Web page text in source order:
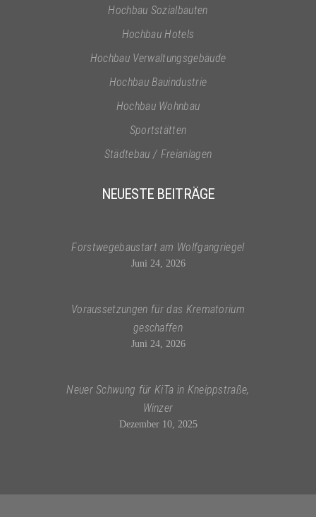
Hochbau Sozialbauten
Hochbau Hotels
Hochbau Verwaltungsgebäude
Hochbau Bauindustrie
Hochbau Wohnbau
Sportstätten
Städtebau / Freianlagen
NEUESTE BEITRÄGE
Forstwegebaustart am Wolfgangriegel
Juni 24, 2026
Voraussetzungen für das Krematorium
geschaffen
Juni 24, 2026
Neuer Schwung für KiTa in Kneippstraße,
Winzer
Dezember 10, 2025